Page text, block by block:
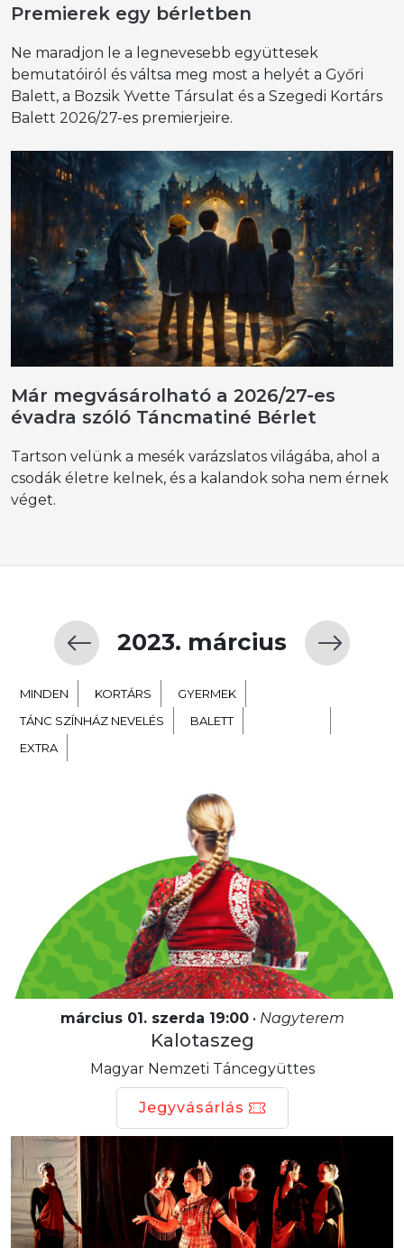
Premierek egy bérletben
Ne maradjon le a legnevesebb együttesek
bemutatóiról és váltsa meg most a helyét a Győri
Balett, a Bozsik Yvette Társulat és a Szegedi Kortárs
Balett 2026/27-es premierjeire.
Már megvásárolható a 2026/27-es
évadra szóló Táncmatiné Bérlet
Tartson velünk a mesék varázslatos világába, ahol a
csodák életre kelnek, és a kalandok soha nem érnek
véget.
2023. március
MINDEN KORTÁRS
GYERMEK
TÁNC SZÍNHÁZ NEVELÉS
BALETT
EXTRA
március 01. szerda 19:00• Nagyterem
Kalotaszeg
Magyar Nemzeti Táncegyüttes
Jegyvásárlás